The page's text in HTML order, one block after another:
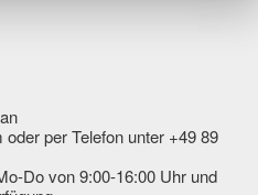
per Telefon unter +49 89
Do von 9:00-16:00 Uhr und